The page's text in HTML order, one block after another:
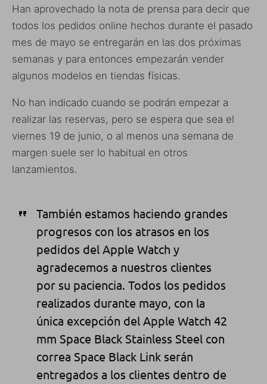
Han aprovechado la nota de prensa para decir que
todos los pedidos online hechos durante el pasado
mes de mayo se entregarán en las dos próximas
semanas y para entonces empezarán vender
algunos modelos en tiendas físicas.
No han indicado cuando se podrán empezar a
realizar las reservas, pero se espera que sea el
viernes 19 de junio, o al menos una semana de
margen suele ser lo habitual en otros
lanzamientos.
También estamos haciendo grandes
progresos con los atrasos en los
pedidos del Apple Watch y
agradecemos a nuestros clientes
por su paciencia. Todos los pedidos
realizados durante mayo, con la
única excepción del Apple Watch 42
mm Space Black Stainless Steel con
correa Space Black Link serán
entregados a los clientes dentro de